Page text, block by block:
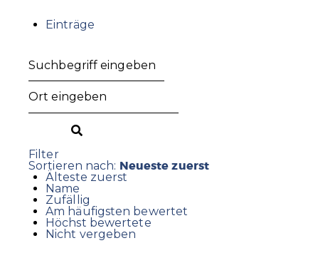
Einträge
Filter
Sortieren nach: Neueste zuerst
Älteste zuerst
Name
Zufällig
Am häufigsten bewertet
Höchst bewertete
Nicht vergeben